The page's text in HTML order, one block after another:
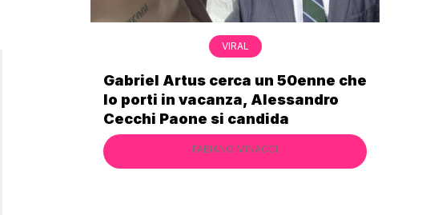
VIRAL
Gabriel Artus cerca un 50enne che
lo porti in vacanza, Alessandro
Cecchi Paone si candida
FABIANO MINACCI